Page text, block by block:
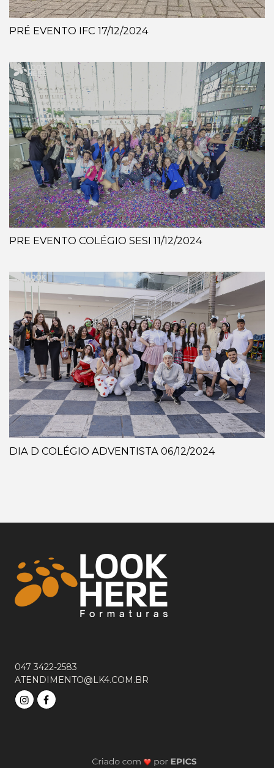
PRÉ EVENTO IFC 17/12/2024
PRE EVENTO COLÉGIO SESI 11/12/2024
DIA D COLÉGIO ADVENTISTA 06/12/2024
047 3422-2583
ATENDIMENTO@LK4.COM.BR